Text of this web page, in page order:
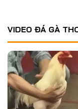
VIDEO ĐÁ GÀ